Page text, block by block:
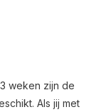
weken zijn de
Als jij met